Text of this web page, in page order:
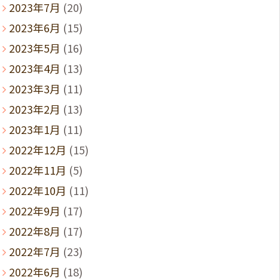
2023年7月 (20)
2023年6月 (15)
2023年5月 (16)
2023年4月 (13)
2023年3月 (11)
2023年2月 (13)
2023年1月 (11)
2022年12月 (15)
2022年11月 (5)
2022年10月 (11)
2022年9月 (17)
2022年8月 (17)
2022年7月 (23)
2022年6月 (18)